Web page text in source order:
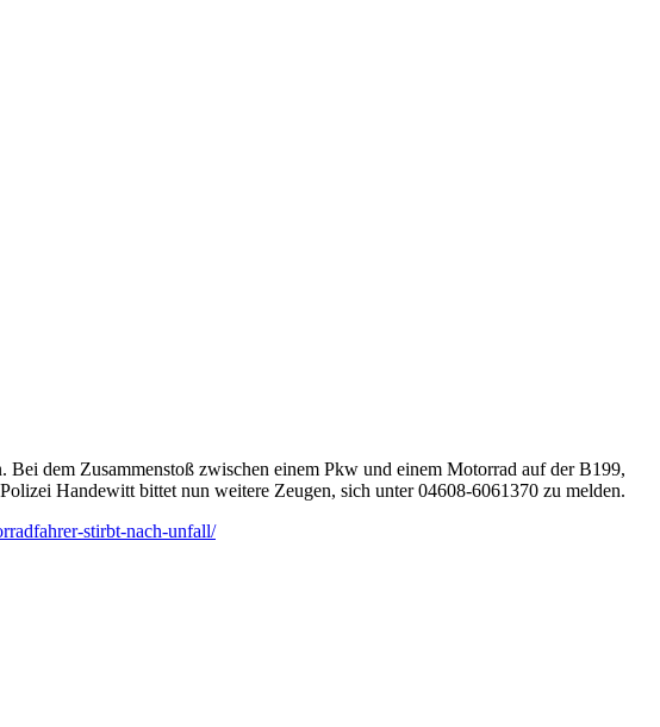
dem Zusammenstoß zwischen einem Pkw und einem Motorrad auf der B199,
Handewitt bittet nun weitere Zeugen, sich unter 04608-6061370 zu melden.
stirbt-nach-unfall/